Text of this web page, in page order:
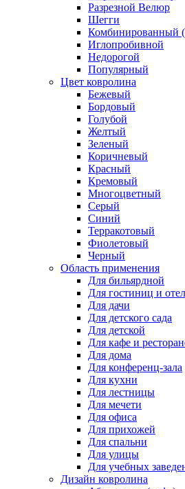
Разрезной Велюр
Шегги
Комбинированный
Иглопробивной
Недорогой
Популярный
Цвет ковролина
Бежевый
Бордовый
Голубой
Желтый
Зеленый
Коричневый
Красный
Кремовый
Многоцветный
Серый
Синий
Терракотовый
Фиолетовый
Черный
Область применения
Для бильярдной
Для гостиниц и
Для дачи
Для детского сада
Для детской
Для кафе и
Для дома
Для конференц-зала
Для кухни
Для лестницы
Для мечети
Для офиса
Для прихожей
Для спальни
Для улицы
Для учебных
Дизайн ковролина